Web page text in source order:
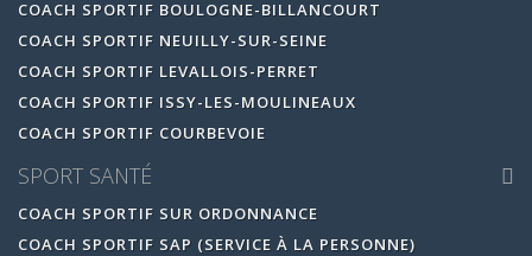
COACH SPORTIF BOULOGNE-BILLANCOURT
COACH SPORTIF NEUILLY-SUR-SEINE
COACH SPORTIF LEVALLOIS-PERRET
COACH SPORTIF ISSY-LES-MOULINEAUX
COACH SPORTIF COURBEVOIE
SPORT SANTÉ
COACH SPORTIF SUR ORDONNANCE
COACH SPORTIF SAP (SERVICE À LA PERSONNE)